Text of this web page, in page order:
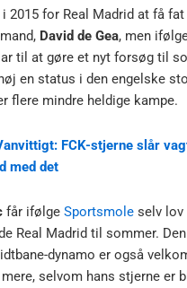
2015 for Real Madrid at få
David de Gea, men
til at gøre et nyt forsøg til
en status i den engelske
flere mindre heldige kampe.
FCK-stjerne slår
med det
får ifølge Sportsmole selv lov
Real Madrid til sommer.
dynamo er også
selvom hans stjerne er